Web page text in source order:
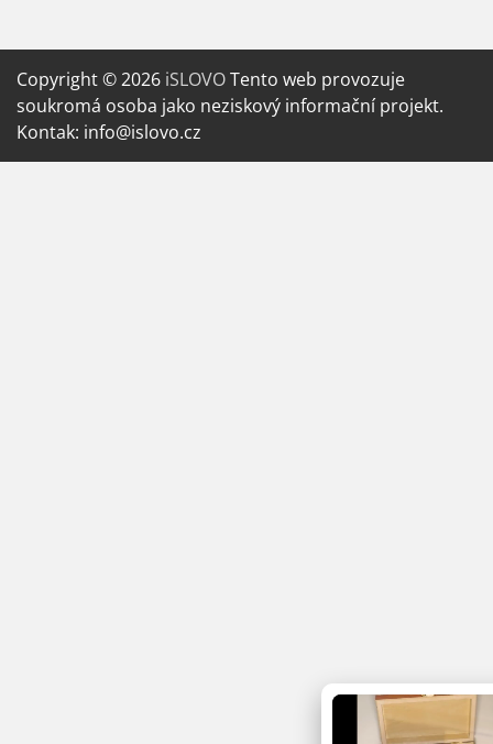
Copyright © 2026 iSLOVOTento web provozuje
soukromá osoba jako neziskový informační projekt.
Kontak: info@islovo.cz